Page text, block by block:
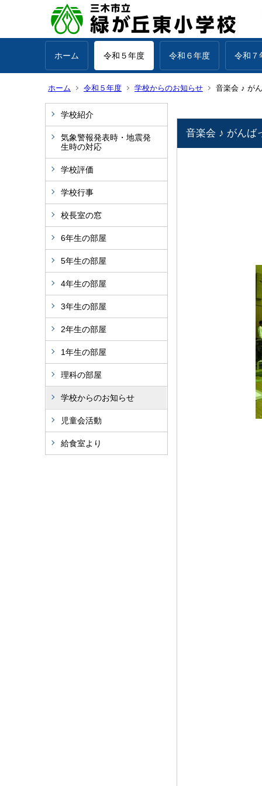
ホーム 令和５年度 令和６年度 令和７
ホーム 令和５年度 学校からのお知らせ 音楽会 ♪ が
学校紹介
気象警報発表時・地震発
生時の対応
学校評価
学校行事
校長室の窓
6年生の部屋
5年生の部屋
4年生の部屋
3年生の部屋
2年生の部屋
1年生の部屋
理科の部屋
学校からのお知らせ
児童会活動
給食室より
音楽会 ♪ がんば